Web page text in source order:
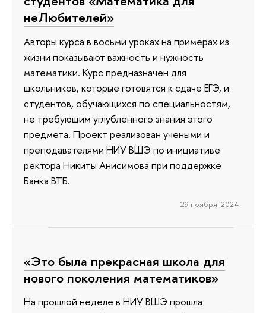
неЛюбителей»
Авторы курса в восьми уроках на примерах из
жизни показывают важность и нужность
математики. Курс предназначен для
школьников, которые готовятся к сдаче ЕГЭ, и
студентов, обучающихся по специальностям,
не требующим углубленного знания этого
предмета. Проект реализован учеными и
преподавателями НИУ ВШЭ по инициативе
ректора Никиты Анисимова при поддержке
Банка ВТБ.
29 ноября 2024
«Это была прекрасная школа для
нового поколения математиков»
На прошлой неделе в НИУ ВШЭ прошла